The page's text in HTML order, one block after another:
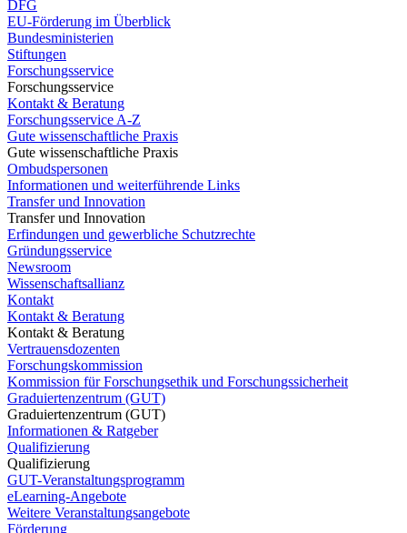
DFG
EU-Förderung im Überblick
Bundesministerien
Stiftungen
Forschungsservice
Forschungsservice
Kontakt & Beratung
Forschungsservice A-Z
Gute wissenschaftliche Praxis
Gute wissenschaftliche Praxis
Ombudspersonen
Informationen und weiterführende Links
Transfer und Innovation
Transfer und Innovation
Erfindungen und gewerbliche Schutzrechte
Gründungsservice
Newsroom
Wissenschaftsallianz
Kontakt
Kontakt & Beratung
Kontakt & Beratung
Vertrauensdozenten
Forschungskommission
Kommission für Forschungsethik und Forschungssicherheit
Graduiertenzentrum (GUT)
Graduiertenzentrum (GUT)
Informationen & Ratgeber
Qualifizierung
Qualifizierung
GUT-Veranstaltungsprogramm
eLearning-Angebote
Weitere Veranstaltungsangebote
Förderung